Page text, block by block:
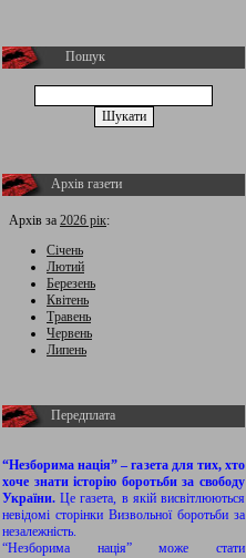
Пошук
Архів газети
Архів за 2026 рік:
Січень
Лютий
Березень
Квітень
Травень
Червень
Липень
Передплата
“Незборима нація” – газета для тих, хто
хоче знати історію боротьби за свободу
України.Це газета, в якій висвітлюються
невідомі сторінки Визвольної боротьби за
незалежність.
“Незборима нація” може стати